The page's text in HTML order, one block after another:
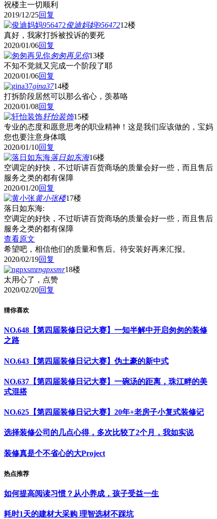
祝楼主一切顺利
2019/12/25回复
俊迪妈妈95647212楼
真好，我家打拆被投诉的要死
2020/01/06回复
匆匆再见你13楼
不知不觉就又完成一个阶段了耶
2020/01/06回复
gina3714楼
打拆阶段居然可以那么省心，羡慕咯
2020/01/08回复
轩怡装饰15楼
专业的态度和愿意思考的职业精神！这是我们应该做的，宝妈
您也要注意身体哦
2020/01/10回复
落日如东海16楼
空调定的好快，不过听讲百货商场的质量会好一些，而且售后
服务之类的都有保障
2020/01/20回复
黄小张楼17楼
落日如东海:
空调定的好快，不过听讲百货商场的质量会好一些，而且售后
服务之类的都有保障
查看原文
希望吧，相信他们的质量和售后。待安装好再来汇报。
2020/02/19回复
ngpxsmr18楼
太用心了，点赞
2020/02/20回复
猜你喜欢
NO.648【第四届装修日记大赛】一知半解中开启匆匆的装修
之路
NO.643【第四届装修日记大赛】伪土豪的新中式
NO.637【第四届装修日记大赛】一碗汤的距离，珠江畔的美
式混搭
NO.625【第四届装修日记大赛】20年+老房子小复式装修记
选择装修公司的几点心得，多次比较了2个月，我如实说
装修真是个不省心的大Project
热点推荐
如何提高阅读习惯？从小养成，孩子受益一生
耗时1天的建材大采购 理智选材不踩坑